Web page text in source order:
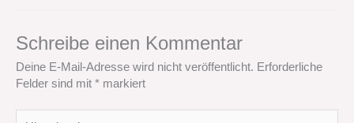
Schreibe einen Kommentar
Deine E-Mail-Adresse wird nicht veröffentlicht. Erforderliche
Felder sind mit * markiert